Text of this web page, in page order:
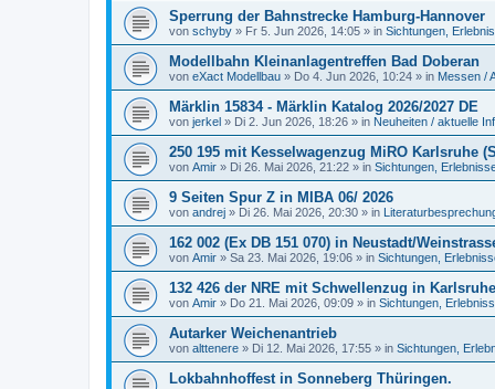
Sperrung der Bahnstrecke Hamburg-Hannover
von schyby » Fr 5. Jun 2026, 14:05 » in Sichtungen,
Modellbahn Kleinanlagentreffen Bad Doberan
von eXact Modellbau » Do 4. Jun 2026, 10:24 » in Messen /
Märklin 15834 - Märklin Katalog 2026/2027 DE
von jerkel » Di 2. Jun 2026, 18:26 » in Neuheiten / aktuelle
250 195 mit Kesselwagenzug MiRO Karlsruhe
von Amir » Di 26. Mai 2026, 21:22 » in Sichtungen,
9 Seiten Spur Z in MIBA 06/ 2026
von andrej » Di 26. Mai 2026, 20:30 » in
162 002 (Ex DB 151 070) in Neustadt/
von Amir » Sa 23. Mai 2026, 19:06 » in Sichtungen,
132 426 der NRE mit Schwellenzug in
von Amir » Do 21. Mai 2026, 09:09 » in Sichtungen,
Autarker Weichenantrieb
von alttenere » Di 12. Mai 2026, 17:55 » in Sichtungen,
Lokbahnhoffest in Sonneberg Thüringen.